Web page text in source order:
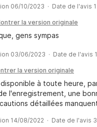
06/10/2023 · Date de l'avis
la version originale
gens sympas
03/06/2023 · Date de l'avis
la version originale
à toute heure,
l'enregistrement, une
détaillées
14/08/2022 · Date de l'avis